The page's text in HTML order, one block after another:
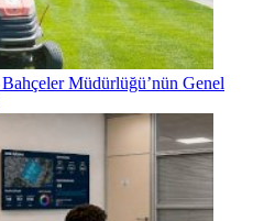
Müdürlüğü’nün Genel